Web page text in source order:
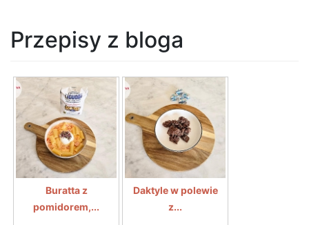
Przepisy z bloga
Buratta z
pomidorem,...
Daktyle w polewie
z...